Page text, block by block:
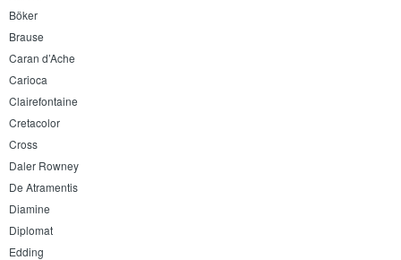
Böker
Brause
Caran d’Ache
Carioca
Clairefontaine
Cretacolor
Cross
Daler Rowney
De Atramentis
Diamine
Diplomat
Edding